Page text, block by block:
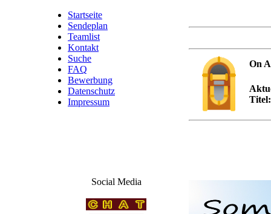
Startseite
Sendeplan
Teamlist
Kontakt
Suche
FAQ
Bewerbung
Datenschutz
Impressum
Social Media
On
Titel: